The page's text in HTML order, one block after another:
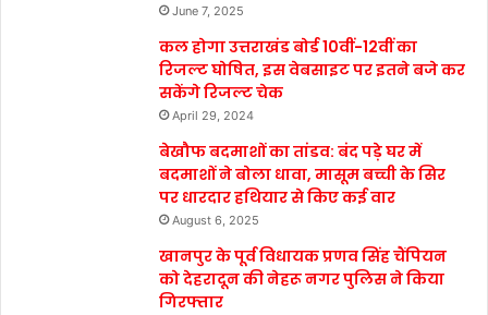
June 7, 2025
कल होगा उत्तराखंड बोर्ड 10वीं-12वीं का
रिजल्ट घोषित, इस वेबसाइट पर इतने बजे कर
सकेंगे रिजल्ट चेक
April 29, 2024
बेखौफ बदमाशों का तांडव: बंद पड़े घर में
बदमाशों ने बोला धावा, मासूम बच्ची के सिर
पर धारदार हथियार से किए कई वार
August 6, 2025
खानपुर के पूर्व विधायक प्रणव सिंह चैंपियन
को देहरादून की नेहरू नगर पुलिस ने किया
गिरफ्तार